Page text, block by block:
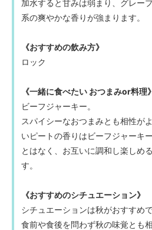
加水すると甘みは弱まり、グレー
系の爽やかな香りが強まります。
《おすすめの飲み方》
ロック
《一緒に食べたい おつまみor料理》
ビーフジャーキー。
スパイシーなおつまみとも相性が
いピートの香りはビーフジャーキ
とはなく、お互いに調和し楽しめ
す。
《おすすめのシチュエーション》
シチュエーションは秋がおすすめで
食前や食後を問わず秋の味覚とも